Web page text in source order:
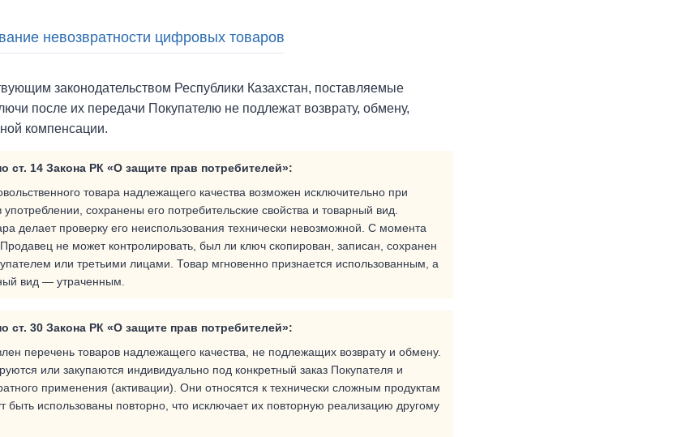
невозвратности цифровых товаров
законодательством Республики Казахстан, поставляемые
после их передачи Покупателю не подлежат возврату, обмену,
компенсации.
ст. 14 Закона РК «О защите прав потребителей»:
товара надлежащего качества возможен исключительно при
сохранены его потребительские свойства и товарный вид.
делает проверку его неиспользования технически невозможной. С момента
не может контролировать, был ли ключ скопирован, записан, сохранен
или третьими лицами. Товар мгновенно признается использованным, а
вид — утраченным.
ст. 30 Закона РК «О защите прав потребителей»:
перечень товаров надлежащего качества, не подлежащих возврату и обмену.
или закупаются индивидуально под конкретный заказ Покупателя и
применения (активации). Они относятся к технически сложным продуктам
быть использованы повторно, что исключает их повторную реализацию другому